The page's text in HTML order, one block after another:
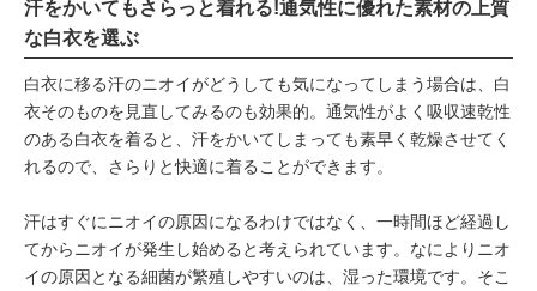
汗をかいてもさらっと着れる!通気性に優れた素材の上質
な白衣を選ぶ
白衣に移る汗のニオイがどうしても気になってしまう場合は、白
衣そのものを見直してみるのも効果的。通気性がよく吸収速乾性
のある白衣を着ると、汗をかいてしまっても素早く乾燥させてく
れるので、さらりと快適に着ることができます。
汗はすぐにニオイの原因になるわけではなく、一時間ほど経過し
てからニオイが発生し始めると考えられています。なによりニオ
イの原因となる細菌が繁殖しやすいのは、湿った環境です。そこ